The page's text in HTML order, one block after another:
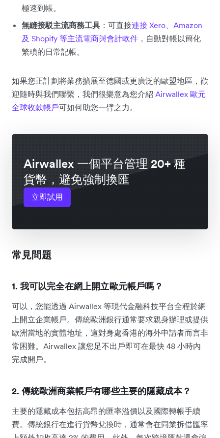
極速到帳。
無縫接駁主流商務工具 ：可直接連接 Xero、Amazon
及 Shopify 等主流電商與會計軟件 ，自動對帳以簡化
繁瑣的日常記帳。
如果您正計劃將業務擴展至德國或更廣泛的歐盟地區，歡
迎隨時與我們聯繫，我們很樂意為您介紹 Airwallex 歐元
全球收款帳戶可如何助您一臂之力。
Airwallex 一個平台管理 20+ 種
貨幣，避免強制換匯
立即試用
常見問題
1. 我可以完全在網上開立歐元帳戶嗎？
可以，您能透過 Airwallex 等現代金融科技平台全程於網
上開立企業帳戶。傳統歐洲銀行通常要求親身辦理或提供
歐洲當地的實體地址，這對身處香港的海外申請者而言非
常困難。Airwallex 讓您足不出戶即可在最快 48 小時內
完成開戶。
2. 傳統歐洲商業帳戶有哪些主要的隱藏成本？
主要的隱藏成本包括高昂的匯率溢價以及國際轉帳手續
費。傳統銀行在進行貨幣兌換時，通常會在同業拆借匯率